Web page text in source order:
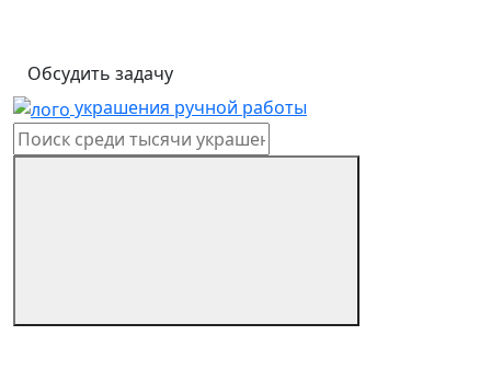
Обсудить задачу
украшения ручной работы